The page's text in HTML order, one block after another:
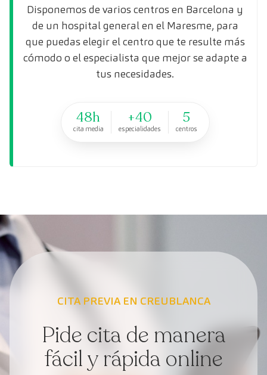
Disponemos de varios centros en Barcelona y
de un hospital general en el Maresme, para
que puedas elegir el centro que te resulte más
cómodo o el especialista que mejor se adapte a
tus necesidades.
48h
cita media
+40
especialidades
5
centros
CITA PREVIA EN CREUBLANCA
Pide cita de manera
fácil y rápida online